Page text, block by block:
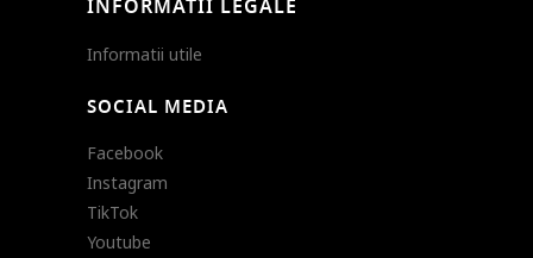
INFORMATII LEGALE
Informatii utile
SOCIAL MEDIA
Facebook
Instagram
TikTok
Youtube